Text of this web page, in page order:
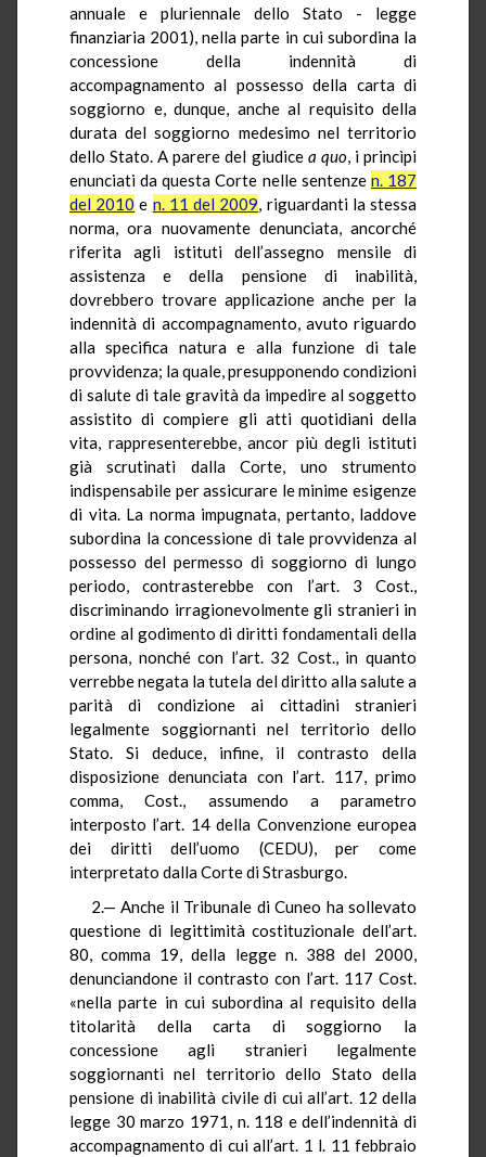
annuale e pluriennale dello Stato - legge
finanziaria 2001), nella parte in cui subordina la
concessione della indennità di
accompagnamento al possesso della carta di
soggiorno e, dunque, anche al requisito della
durata del soggiorno medesimo nel territorio
dello Stato. A parere del giudice a quo, i princìpi
enunciati da questa Corte nelle sentenze n. 187
del 2010 e n. 11 del 2009, riguardanti la stessa
norma, ora nuovamente denunciata, ancorché
riferita agli istituti dell’assegno mensile di
assistenza e della pensione di inabilità,
dovrebbero trovare applicazione anche per la
indennità di accompagnamento, avuto riguardo
alla specifica natura e alla funzione di tale
provvidenza; la quale, presupponendo condizioni
di salute di tale gravità da impedire al soggetto
assistito di compiere gli atti quotidiani della
vita, rappresenterebbe, ancor più degli istituti
già scrutinati dalla Corte, uno strumento
indispensabile per assicurare le minime esigenze
di vita. La norma impugnata, pertanto, laddove
subordina la concessione di tale provvidenza al
possesso del permesso di soggiorno di lungo
periodo, contrasterebbe con l’art. 3 Cost.,
discriminando irragionevolmente gli stranieri in
ordine al godimento di diritti fondamentali della
persona, nonché con l’art. 32 Cost., in quanto
verrebbe negata la tutela del diritto alla salute a
parità di condizione ai cittadini stranieri
legalmente soggiornanti nel territorio dello
Stato. Si deduce, infine, il contrasto della
disposizione denunciata con l’art. 117, primo
comma, Cost., assumendo a parametro
interposto l’art. 14 della Convenzione europea
dei diritti dell’uomo (CEDU), per come
interpretato dalla Corte di Strasburgo.
2.— Anche il Tribunale di Cuneo ha sollevato
questione di legittimità costituzionale dell’art.
80, comma 19, della legge n. 388 del 2000,
denunciandone il contrasto con l’art. 117 Cost.
«nella parte in cui subordina al requisito della
titolarità della carta di soggiorno la
concessione agli stranieri legalmente
soggiornanti nel territorio dello Stato della
pensione di inabilità civile di cui all’art. 12 della
legge 30 marzo 1971, n. 118 e dell’indennità di
accompagnamento di cui all’art. 1 l. 11 febbraio